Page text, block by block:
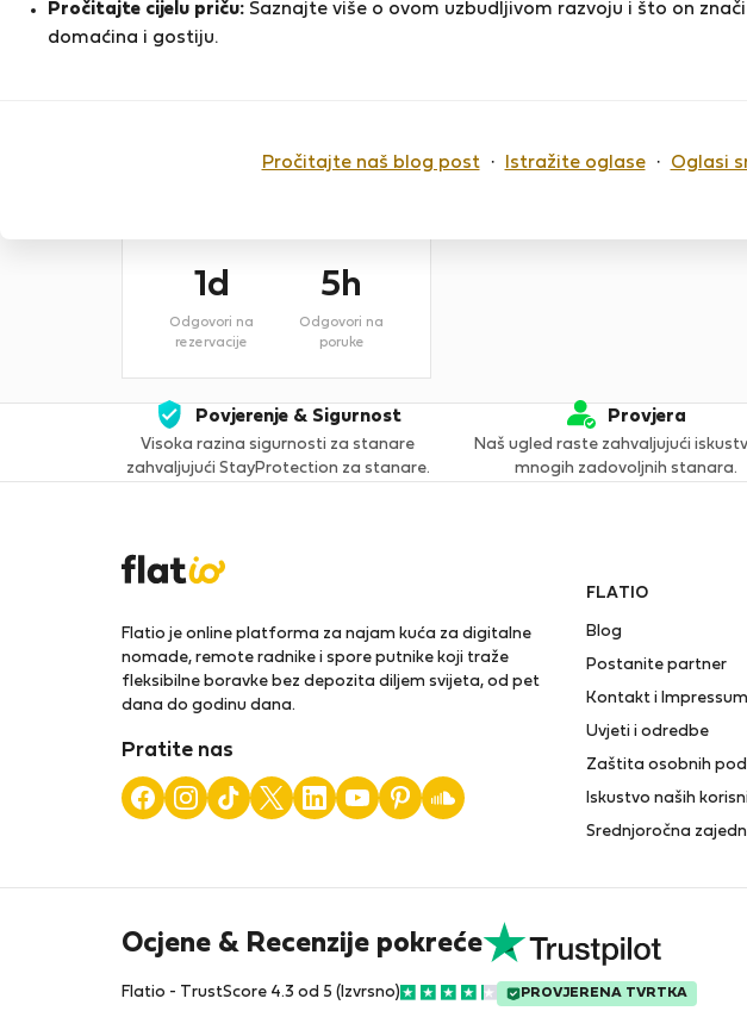
Pročitajte cijelu priču: Saznajte više o ovom uzbudljivom razvoju i što on
domaćina i gostiju.
Pročitajte naš blog post· Istražite oglase· Oglasi
Registracija na Flatio
Srpanj 2025
-
1d
Odgovori na
rezervacije
5h
Odgovori na
poruke
Do sada nema ocjena
Povjerenje & Sigurnost
Visoka razina sigurnosti za stanare
zahvaljujući StayProtection za stanare.
Provjera
Naš ugled raste zahvaljujući
mnogih zadovoljnih stanara.
Flatio je online platforma za najam kuća za digitalne
nomade, remote radnike i spore putnike koji traže
fleksibilne boravke bez depozita diljem svijeta, od pet
dana do godinu dana.
Pratite nas
FLATIO
Blog
Postanite partner
Kontakt i Impressum
Uvjeti i odredbe
Zaštita osobnih
Iskustvo naših
Srednjoročna
Ocjene & Recenzije pokreće
Flatio - TrustScore 4.3 od 5 (Izvrsno) PROVJERENA TVRTKA